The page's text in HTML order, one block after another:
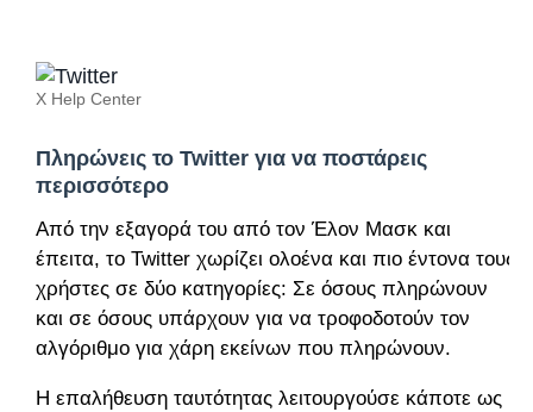
X Help Center
Πληρώνεις το Twitter για να ποστάρεις
περισσότερο
Από την εξαγορά του από τον Έλον Μασκ και
έπειτα, το Twitter χωρίζει ολοένα και πιο έντονα τους
χρήστες σε δύο κατηγορίες: Σε όσους πληρώνουν
και σε όσους υπάρχουν για να τροφοδοτούν τον
αλγόριθμο για χάρη εκείνων που πληρώνουν.
Η επαλήθευση ταυτότητας λειτουργούσε κάποτε ως